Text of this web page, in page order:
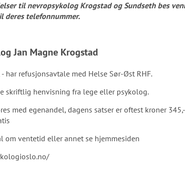
til nevropsykolog Krogstad og Sundseth bes
deres telefonnummer.
Jan Magne Krogstad
har refusjonsavtale med Helse Sør-Øst RHF.
skriftlig henvisning fra lege eller psykolog.
med egenandel, dagens satser er oftest kroner
om ventetid eller annet se hjemmesiden